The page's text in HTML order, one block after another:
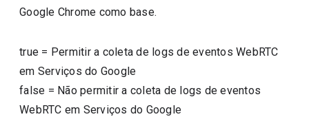
Google Chrome como base.
true = Permitir a coleta de logs de eventos WebRTC
em Serviços do Google
false = Não permitir a coleta de logs de eventos
WebRTC em Serviços do Google